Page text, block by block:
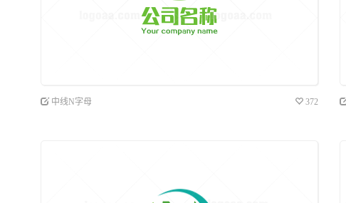
中线N字母 372